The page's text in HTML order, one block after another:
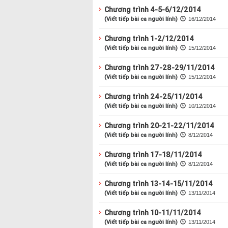
Chương trình 4-5-6/12/2014
(Viết tiếp bài ca người lính) 16/12/2014
Chương trình 1-2/12/2014
(Viết tiếp bài ca người lính) 15/12/2014
Chương trình 27-28-29/11/2014
(Viết tiếp bài ca người lính) 15/12/2014
Chương trình 24-25/11/2014
(Viết tiếp bài ca người lính) 10/12/2014
Chương trình 20-21-22/11/2014
(Viết tiếp bài ca người lính) 8/12/2014
Chương trình 17-18/11/2014
(Viết tiếp bài ca người lính) 8/12/2014
Chương trình 13-14-15/11/2014
(Viết tiếp bài ca người lính) 13/11/2014
Chương trình 10-11/11/2014
(Viết tiếp bài ca người lính) 13/11/2014